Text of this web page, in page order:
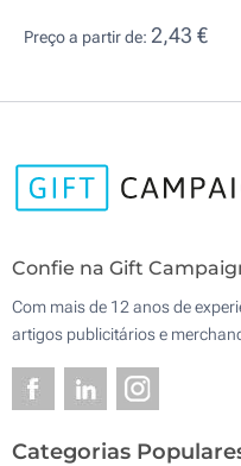
Preço a partir de: 2,43 €
Confie na Gift
Com mais de 12 anos de
artigos publicitários e
Categorias